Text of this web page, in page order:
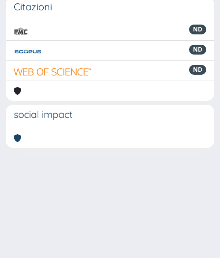
Citazioni
ND
ND
ND
social impact